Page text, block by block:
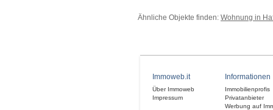
Ähnliche Objekte finden: Wohnung in
Immoweb.it
Über Immoweb
Impressum
Informationen
Immobilienprofis
Privatanbieter
Werbung auf